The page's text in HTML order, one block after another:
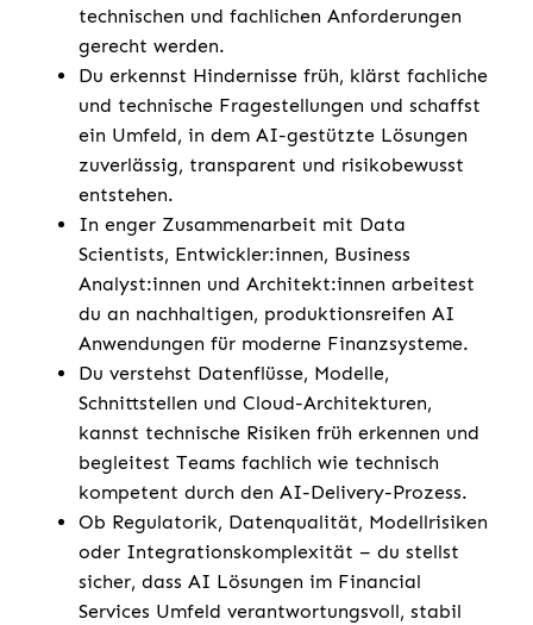
technischen und fachlichen Anforderungen
gerecht werden.
Du erkennst Hindernisse früh, klärst fachliche
und technische Fragestellungen und schaffst
ein Umfeld, in dem AI-gestützte Lösungen
zuverlässig, transparent und risikobewusst
entstehen.
In enger Zusammenarbeit mit Data
Scientists, Entwickler:innen, Business
Analyst:innen und Architekt:innen arbeitest
du an nachhaltigen, produktionsreifen AI
Anwendungen für moderne Finanzsysteme.
Du verstehst Datenflüsse, Modelle,
Schnittstellen und Cloud-Architekturen,
kannst technische Risiken früh erkennen und
begleitest Teams fachlich wie technisch
kompetent durch den AI-Delivery-Prozess.
Ob Regulatorik, Datenqualität, Modellrisiken
oder Integrationskomplexität – du stellst
sicher, dass AI Lösungen im Financial
Services Umfeld verantwortungsvoll, stabil